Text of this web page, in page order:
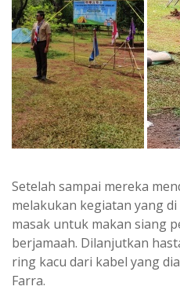
Setelah sampai mereka
melakukan kegiatan yang
masak untuk makan siang
berjamaah. Dilanjutkan
ring kacu dari kabel yang
Farra.